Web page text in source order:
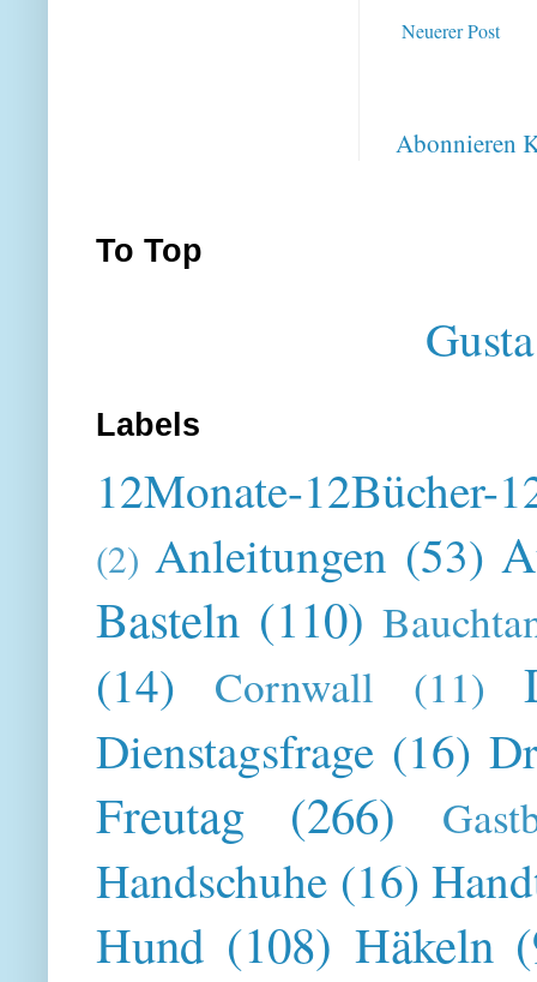
Neuerer Post
Abonnieren
To Top
Labels
12Monate-12Bücher-
(2) Anleitungen (53)
Basteln (110)
(14) Cornwall (11)
Dienstagsfrage (16)
Freutag (266)
Handschuhe (16)
Hund (108) Häkeln